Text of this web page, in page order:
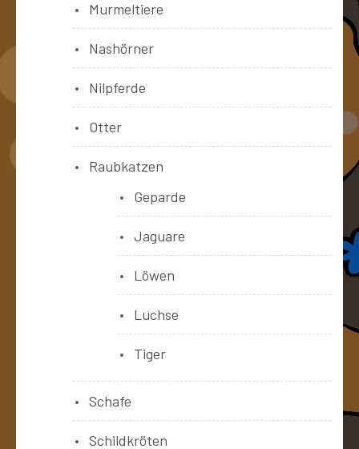
Murmeltiere
Nashörner
Nilpferde
Otter
Raubkatzen
Geparde
Jaguare
Löwen
Luchse
Tiger
Schafe
Schildkröten